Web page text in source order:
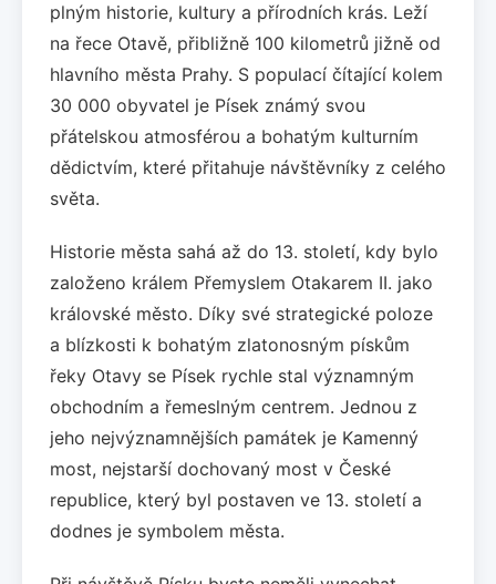
plným historie, kultury a přírodních krás. Leží
na řece Otavě, přibližně 100 kilometrů jižně od
hlavního města Prahy. S populací čítající kolem
30 000 obyvatel je Písek známý svou
přátelskou atmosférou a bohatým kulturním
dědictvím, které přitahuje návštěvníky z celého
světa.
Historie města sahá až do 13. století, kdy bylo
založeno králem Přemyslem Otakarem II. jako
královské město. Díky své strategické poloze
a blízkosti k bohatým zlatonosným pískům
řeky Otavy se Písek rychle stal významným
obchodním a řemeslným centrem. Jednou z
jeho nejvýznamnějších památek je Kamenný
most, nejstarší dochovaný most v České
republice, který byl postaven ve 13. století a
dodnes je symbolem města.